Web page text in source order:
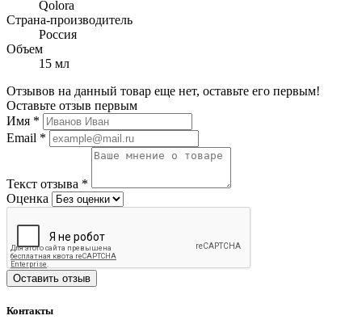
Qolora
Страна-производитель
Россия
Объем
15 мл
Отзывов на данный товар еще нет, оставьте его первым!
Оставьте отзыв первым
Имя *
Email *
Текст отзыва *
Оценка
Оставить отзыв
Контакты